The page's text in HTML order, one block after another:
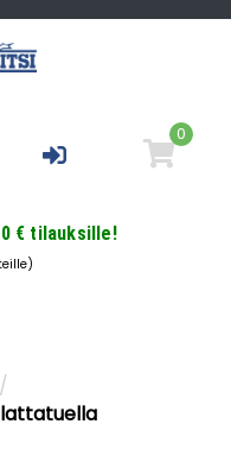
0
€ tilauksille!
lattatuella